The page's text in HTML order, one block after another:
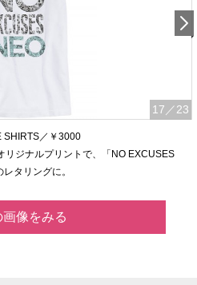
17 ／23
SHIRTS／￥3000
リジナルプリントで、「NO EXCUSES
レタリングに。
画像をみる